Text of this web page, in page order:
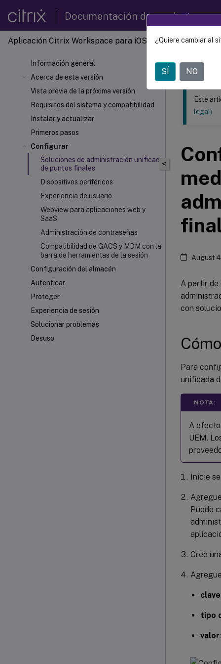
Documentación de productos
Aplicación Citrix Workspace para iOS
Información general
Acerca de esta versión
Vista previa de la próxima versión
Requisitos del sistema y compatibilidad
Instalar y actualizar
Primeros pasos
Configurar
Soluciones de administración unificada
de puntos finales
Dispositivos periféricos
Experiencia de usuario
Webview para aplicaciones web y
SaaS
Administración de contraseñas
Compatibilidad de GACS y MDM con la
barra de herramientas de la sesión
Configuración del almacén
Autenticar
Proteger
Experiencia de sesión
Solucionar problemas
Desuso
Este
<
Este
legal)
August
A partir de
con
Para
unificada
NOTA:
A
UEM.
Inicie
Puede
Cree
clave:
tipo
valor
¿Quiere cambiar al
SÍ NO